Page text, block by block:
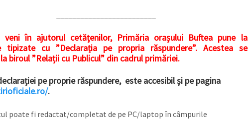
veni în ajutorul cetățenilor, Primăria orașului Buftea pune la
tipizate cu ”Declarația pe propria răspundere”. Acestea se
biroul ”Relații cu Publicul” din cadrul primăriei.
pe proprie răspundere, este accesibil și pe pagina
.
poate fi redactat/completat de pe PC/laptop în câmpurile